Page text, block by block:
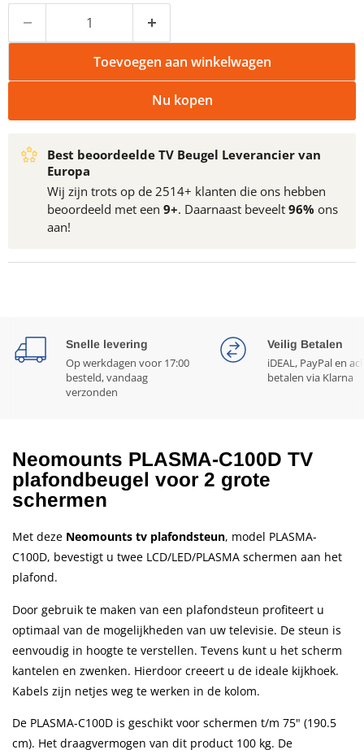
Toevoegen aan winkelwagen
Nu kopen
Best beoordeelde TV Beugel Leverancier van
Europa
Wij zijn trots op de 2514+ klanten die ons hebben
beoordeeld met een 9+. Daarnaast beveelt 96% ons
aan!
Snelle levering
Op werkdagen voor 17:00
besteld, vandaag
verzonden
Veilig Betalen
iDEAL, PayPal en
betalen via Klarna
Neomounts PLASMA-C100D TV
plafondbeugel voor 2 grote
schermen
Met deze Neomounts tv plafondsteun, model PLASMA-
C100D, bevestigt u twee LCD/LED/PLASMA schermen aan het
plafond.
Door gebruik te maken van een plafondsteun profiteert u
optimaal van de mogelijkheden van uw televisie. De steun is
eenvoudig in hoogte te verstellen. Tevens kunt u het scherm
kantelen en zwenken. Hierdoor creeert u de ideale kijkhoek.
Kabels zijn netjes weg te werken in de kolom.
De PLASMA-C100D is geschikt voor schermen t/m 75" (190.5
cm). Het draagvermogen van dit product 100 kg. De